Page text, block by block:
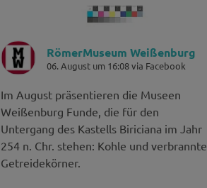
RömerMuseum Weißenburg
06. August um 16:08 via Facebook
Im August präsentieren die Museen
Weißenburg Funde, die für den
Untergang des Kastells Biriciana im Jahr
254 n. Chr. stehen: Kohle und verbrannte
Getreidekörner.